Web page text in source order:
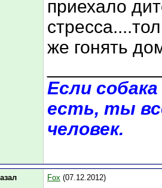
приехало
же гонять
Если
есть, ты
человек.
Fox (07.12.2012)